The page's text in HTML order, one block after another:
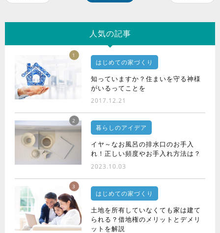
人気の記事
1
はじめての家づくり
知っていますか？住まいを守る神様
がいるってことを
2017.12.21
2
暮らしのアイデア
イヤ～なお風呂の排水口のお手入
れ！正しい頻度やお手入れ方法は？
2023.10.03
3
はじめての家づくり
土地を所有していなくても家は建て
られる？借地権のメリットとデメリ
ットを解説